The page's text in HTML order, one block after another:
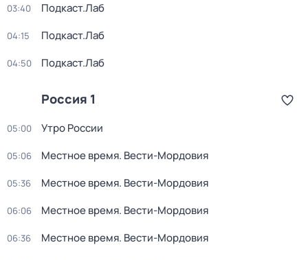
03:40 Подкаст.Лаб
04:15 Подкаст.Лаб
04:50 Подкаст.Лаб
Россия 1
05:00 Утро России
05:06 Местное время. Вести-Мордовия
05:36 Местное время. Вести-Мордовия
06:06 Местное время. Вести-Мордовия
06:36 Местное время. Вести-Мордовия